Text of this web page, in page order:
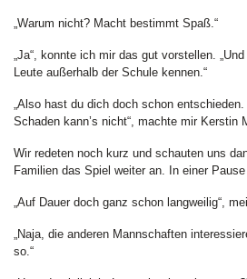
„Warum nicht? Macht bestimmt Spaß.“
„Ja“, konnte ich mir das gut vorstellen.
Leute außerhalb der Schule kennen.“
„Also hast du dich doch schon
Schaden kann’s nicht“, machte mir Kerstin
Wir redeten noch kurz und schauten uns
Familien das Spiel weiter an. In einer
„Auf Dauer doch ganz schon langweilig“,
„Naja, die anderen Mannschaften
so.“